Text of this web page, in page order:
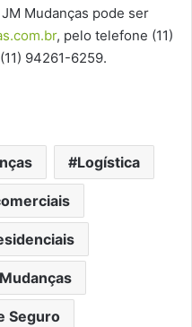
Mudanças pode ser
, pelo telefone (11)
94261-6259.
Logística
Seguro